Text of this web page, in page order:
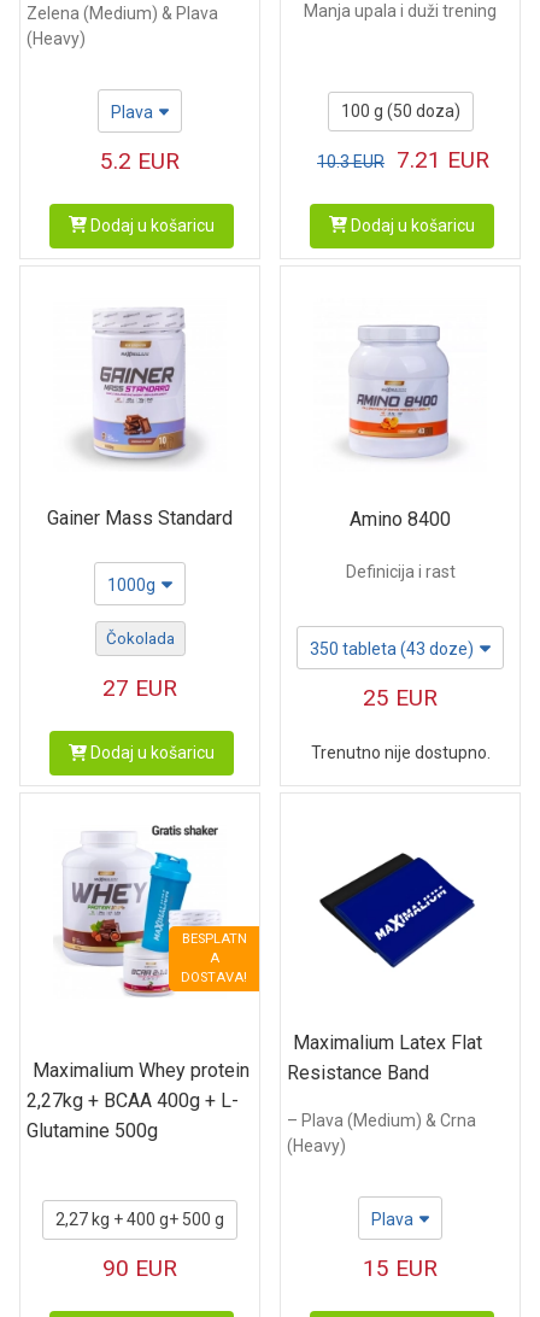
Zelena (Medium) & Plava
(Heavy)
Plava
5.2 EUR
Dodaj u košaricu
Manja upala i duži trening
100 g (50 doza)
10.3EUR 7.21 EUR
Dodaj u košaricu
Gainer Mass Standard
1000g
Čokolada
27 EUR
Dodaj u košaricu
Amino 8400
Definicija i rast
350 tableta (43 doze)
25 EUR
Trenutno nije dostupno.
BESPLATN
A
DOSTAVA!
Maximalium Whey protein
2,27kg + BCAA 400g + L-
Glutamine 500g
2,27 kg + 400 g+ 500 g
90 EUR
Maximalium Latex Flat
Resistance Band
– Plava (Medium) & Crna
(Heavy)
Plava
15 EUR